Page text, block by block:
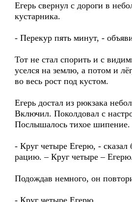
Егерь свернул с дороги в
кустарника.
- Перекур пять минут, -
Тот не стал спорить и с
уселся на землю, а потом и
во весь рост под кустом.
Егерь достал из рюкзака
Включил. Поколдовал с
Послышалось тихое шипение.
- Круг четыре Егерю, - сказал
рацию. – Круг четыре –
Подождав немного, он
- Круг четыре Егерю.